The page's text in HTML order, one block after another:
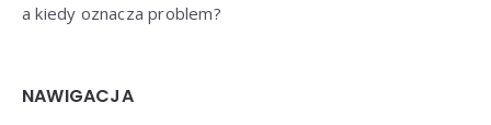
a kiedy oznacza problem?
NAWIGACJA